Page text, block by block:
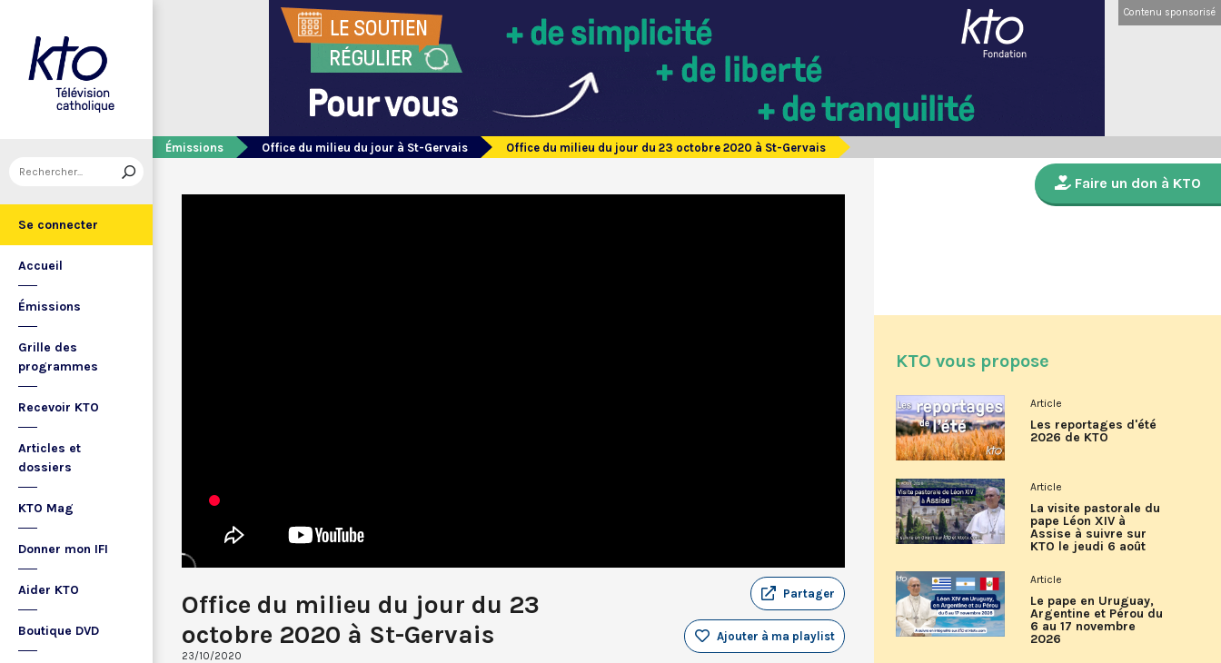
Se connecter
Accueil
Émissions
Grille des
programmes
Recevoir KTO
Articles et
dossiers
KTO Mag
Donner mon IFI
Aider KTO
Boutique DVD
Contenu sponsorisé
Émissions Office du milieu du jour à St-Gervais Office du milieu du jour du 23 octobre 2020 à St-Gervais
Office du milieu du jour du 23
octobre 2020 à St-Gervais
23/10/2020
Partager
Ajouter à ma playlist
Faire un don à KTO
KTO vous propose
Article
Les reportages d'été
2026 de KTO
Article
La visite pastorale du
pape Léon XIV à
Assise à suivre sur
KTO le jeudi 6 août
Article
Le pape en Uruguay,
Argentine et Pérou du
6 au 17 novembre
2026